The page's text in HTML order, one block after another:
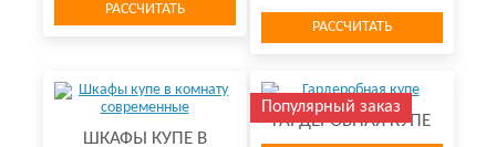
РАССЧИТАТЬ
РАССЧИТАТЬ
ШКАФЫ КУПЕ В
Популярный заказ
ГАРДЕРОБНАЯ КУПЕ